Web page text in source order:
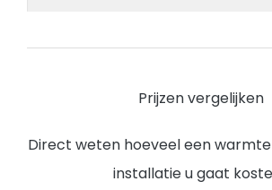
Prijzen vergelijken
Direct weten hoeveel een
installatie u gaat